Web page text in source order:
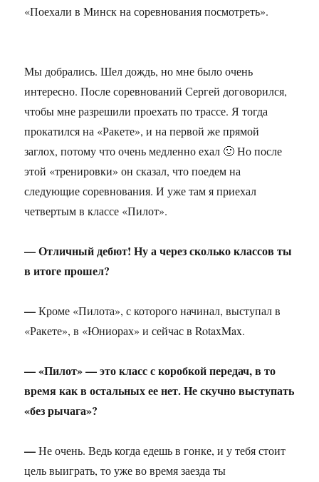
«Поехали в Минск на соревнования посмотреть».
Мы добрались. Шел дождь, но мне было очень
интересно. После соревнований Сергей договорился,
чтобы мне разрешили проехать по трассе. Я тогда
прокатился на «Ракете», и на первой же прямой
заглох, потому что очень медленно ехал 🙂 Но после
этой «тренировки» он сказал, что поедем на
следующие соревнования. И уже там я приехал
четвертым в классе «Пилот».
— Отличный дебют! Ну а через сколько классов ты
в итоге прошел?
—Кроме «Пилота», с которого начинал, выступал в
«Ракете», в «Юниорах» и сейчас в RotaxMax.
— «Пилот» — это класс с коробкой передач, в то
время как в остальных ее нет. Не скучно выступать
«без рычага»?
—Не очень. Ведь когда едешь в гонке, и у тебя стоит
цель выиграть, то уже во время заезда ты